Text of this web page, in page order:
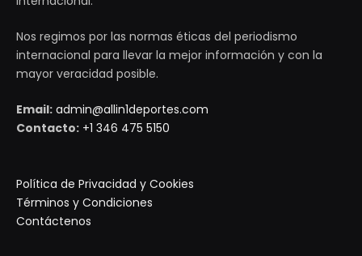
Nos regimos por las normas éticas del periodismo
internacional para llevar la mejor información y con la
mayor veracidad posible.
Email: admin@allin1deportes.com
Contacto: +1 346 475 5150
Política de Privacidad y Cookies
Términos y Condiciones
Contáctenos